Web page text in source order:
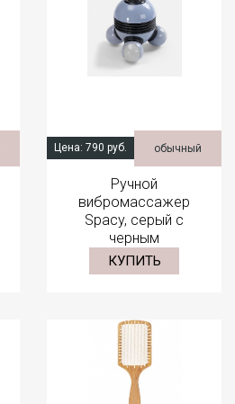
Цена: 790 руб. обычный
Ручной
вибромассажер
Spacy, серый с
черным
КУПИТЬ